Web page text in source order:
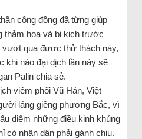
cộng đồng đã từng giúp
thảm họa và bi kịch trước
vượt qua được thử thách này,
khi nào đại dịch lần này sẽ
Palin chia sẻ.
viêm phổi Vũ Hán, Việt
láng giềng phương Bắc, vì
diếm những điều kinh khủng
có nhân dân phải gánh chịu.